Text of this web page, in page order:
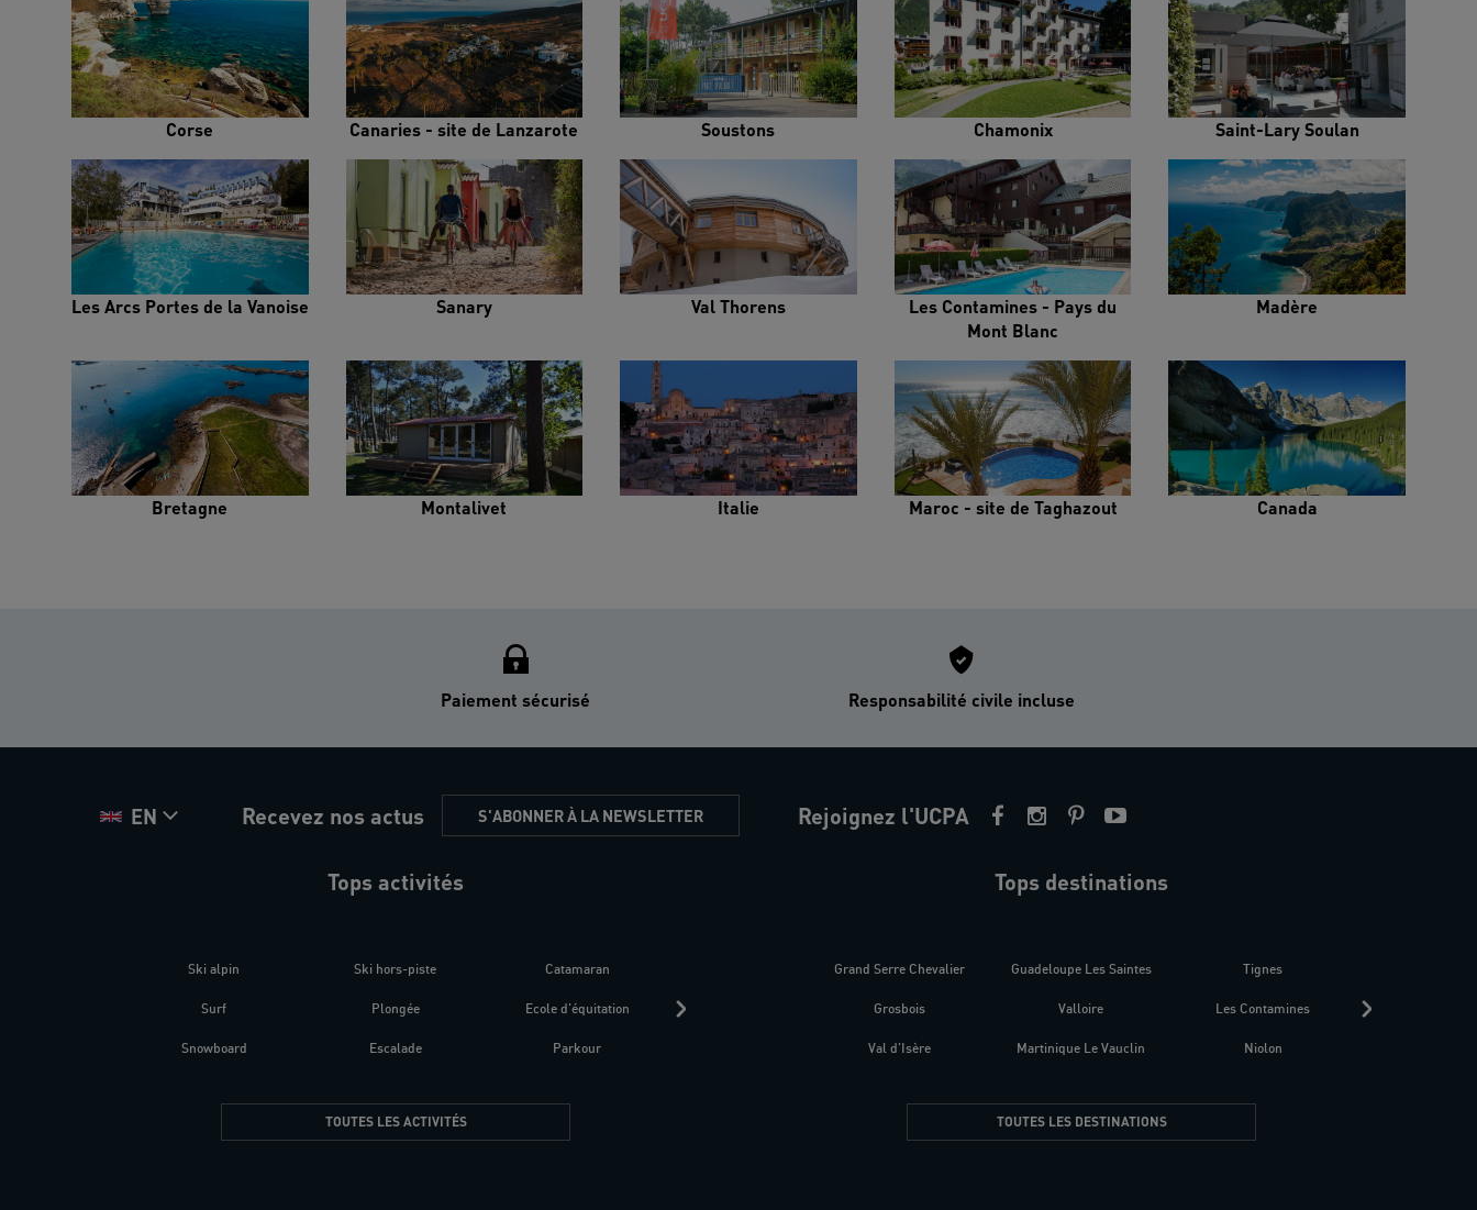
Corse Canaries - site de Lanzarote Soustons Chamonix Saint-Lary Soulan
Les Arcs Portes de la Vanoise Sanary Val Thorens
Les Contamines - Pays du
Mont Blanc
Madère
Bretagne Montalivet Italie Maroc - site de Taghazout Canada
Paiement sécurisé Responsabilité civile incluse
EN Recevez nos actus S'ABONNER À LA NEWSLETTER Rejoignez l'UCPA
Tops activités
Ski alpin
Surf
Snowboard
Ski hors-piste
Plongée
Escalade
Catamaran
Ecole d'équitation
Parkour
Trek-Randonnée pédestre
Parapente
Plongée
TOUTES LES ACTIVITÉS
Tops destinations
Grand Serre Chevalier
Grosbois
Val d'Isère
Guadeloupe Les Saintes
Valloire
Martinique Le Vauclin
Tignes
Les Contamines
Niolon
TOUTES LES DESTINATIONS